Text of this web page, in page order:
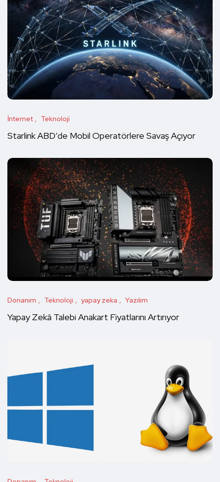
İnternet Teknoloji
Starlink ABD’de Mobil Operatörlere Savaş Açıyor
Donanım Teknoloji yapay zeka Yazılım
Yapay Zekâ Talebi Anakart Fiyatlarını Artırıyor